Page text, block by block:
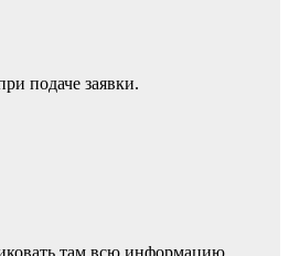
подаче заявки.